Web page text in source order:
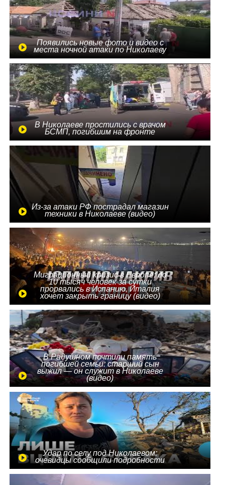
Появились новые фото и видео с
места ночной атаки по Николаеву
В Николаеве простились с врачом
БСМП, погибшим на фронте
Из-за атаки РФ пострадал магазин
техники в Николаеве (видео)
Миграционный кризис в Европе: до
10 тысяч человек за сутки
прорвались в Испанию, Италия
хочет закрыть границу (видео)
В Радушном почтили память
погибшей семьи: старший сын
выжил — он служит в Николаеве
(видео)
Удар по селу под Николаевом:
очевидцы сообщили подробности